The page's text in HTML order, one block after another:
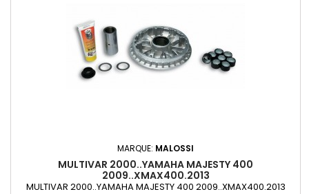
MARQUE: MALOSSI
MULTIVAR 2000..YAMAHA MAJESTY 400
2009..XMAX400.2013
MULTIVAR 2000..YAMAHA MAJESTY 400 2009..XMAX400.2013